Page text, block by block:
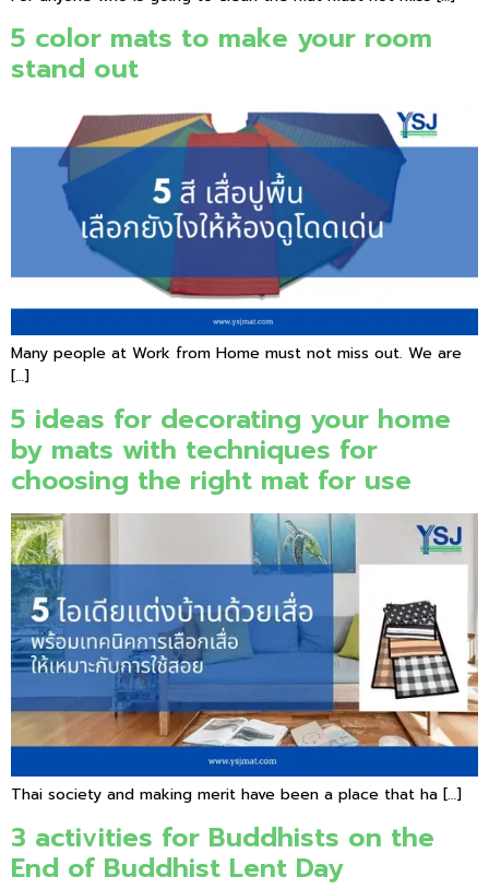
5 color mats to make your room
stand out
Many people at Work from Home must not miss out. We are
[…]
5 ideas for decorating your home
by mats with techniques for
choosing the right mat for use
Thai society and making merit have been a place that ha […]
3 activities for Buddhists on the
End of Buddhist Lent Day